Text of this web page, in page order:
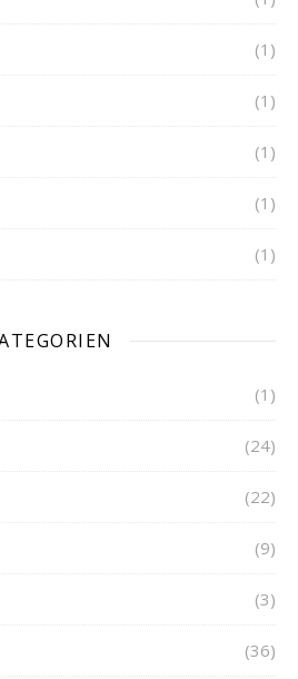
(1)
(1)
(1)
(1)
(1)
(1)
(24)
(22)
(9)
(3)
(36)